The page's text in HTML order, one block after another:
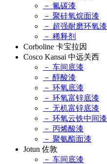
－ 氟碳漆
－ 聚硅氧烷面漆
－ 超强耐磨环氧漆
－ 稀释剂
Corboline 卡宝拉因
Cosco Kansai 中远关西
－ 车间底漆
－ 醇酸漆
－ 环氧底漆
－ 环氧富锌底漆
－ 无机富锌底漆
－ 环氧云铁中间漆
－ 丙烯酸漆
－ 聚氨酯面漆
Jotun 佐敦
－ 车间底漆